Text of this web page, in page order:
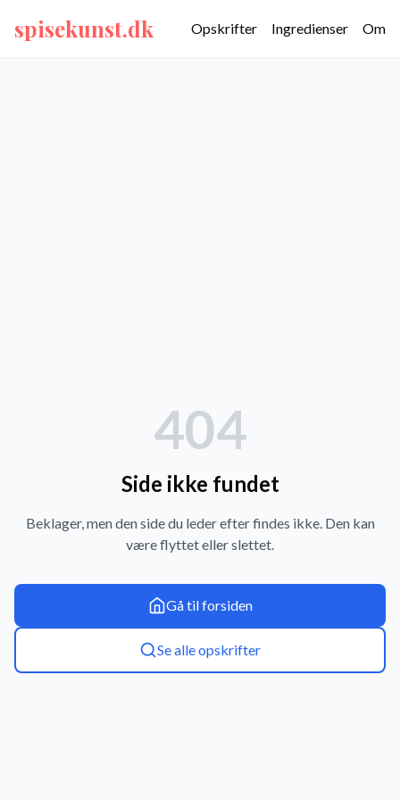
spisekunst.dk Opskrifter Ingredienser Om
404
Side ikke fundet
Beklager, men den side du leder efter findes ikke. Den kan
være flyttet eller slettet.
Gå til forsiden
Se alle opskrifter